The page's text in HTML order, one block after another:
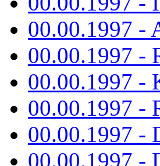
00.00.1997 -
00.00.1997 -
00.00.1997 -
00.00.1997 -
00.00.1997 -
00.00.1997 -